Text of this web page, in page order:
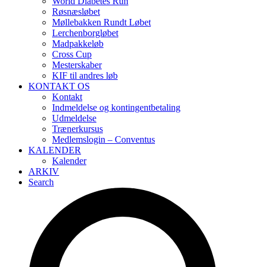
Røsnæsløbet
Møllebakken Rundt Løbet
Lerchenborgløbet
Madpakkeløb
Cross Cup
Mesterskaber
KIF til andres løb
KONTAKT OS
Kontakt
Indmeldelse og kontingentbetaling
Udmeldelse
Trænerkursus
Medlemslogin – Conventus
KALENDER
Kalender
ARKIV
Search